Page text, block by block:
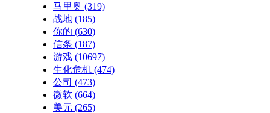
马里奥 (319)
战地 (185)
你的 (630)
信条 (187)
游戏 (10697)
生化危机 (474)
公司 (473)
微软 (664)
美元 (265)